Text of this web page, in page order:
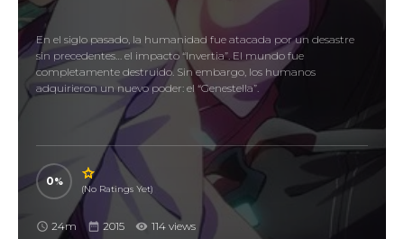
En el siglo pasado, la humanidad fue atacada por un desastre
sin precedentes… el impacto “Invertia”. El mundo fue
completamente destruido. Sin embargo, los humanos
adquirieron un nuevo poder: el “Genestella”.
0
(No Ratings Yet)
24m 2015 114 views